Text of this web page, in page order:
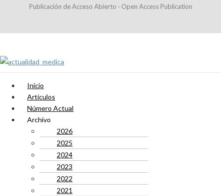
Publicación de Acceso Abierto · Open Access Publication
Inicio
Artículos
Número Actual
Archivo
2026
2025
2024
2023
2022
2021